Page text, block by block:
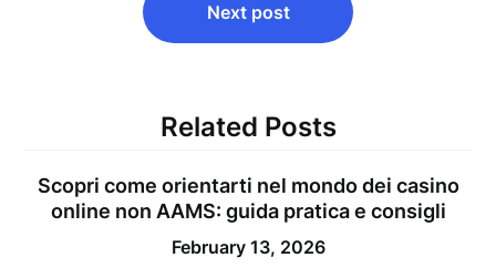
Next post
Related Posts
Scopri come orientarti nel mondo dei casino
online non AAMS: guida pratica e consigli
February 13, 2026